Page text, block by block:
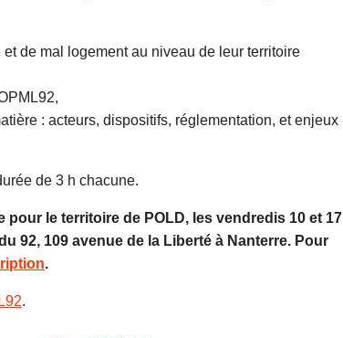
de mal logement au niveau de leur territoire
: acteurs, dispositifs, réglementation, et enjeux
de 3 h chacune.
pour le territoire de POLD, les vendredis 10 et 17
92, 109 avenue de la Liberté à Nanterre. Pour
.
.